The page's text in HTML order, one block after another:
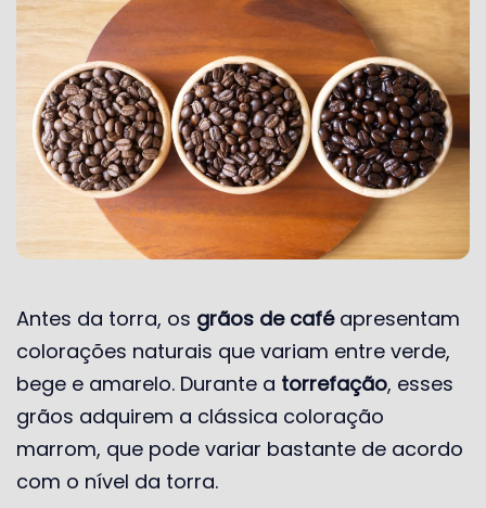
Antes da torra, os grãos de caféapresentam
colorações naturais que variam entre verde,
bege e amarelo. Durante a torrefação, esses
grãos adquirem a clássica coloração
marrom, que pode variar bastante de acordo
com o nível da torra.